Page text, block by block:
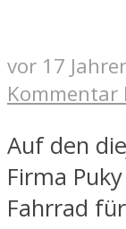
vor 17
Kommentar
Auf den
Firma
Fahrrad